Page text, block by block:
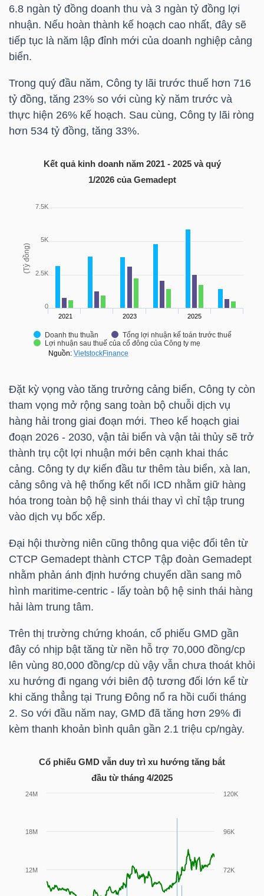
6.8 ngàn tỷ đồng doanh thu và 3 ngàn tỷ đồng lợi
nhuận. Nếu hoàn thành kế hoạch cao nhất, đây sẽ
tiếp tục là năm lập đỉnh mới của doanh nghiệp cảng
biển.
Trong quý đầu năm, Công ty lãi trước thuế hơn 716
tỷ đồng, tăng 23% so với cùng kỳ năm trước và
thực hiện 26% kế hoạch. Sau cùng, Công ty lãi ròng
hơn 534 tỷ đồng, tăng 33%.
Kết quả kinh doanh năm 2021 - 2025 và quý
1/2026 của Gemadept
Đặt kỳ vọng vào tăng trưởng cảng biển, Công ty còn
tham vọng mở rộng sang toàn bộ chuỗi dịch vụ
hàng hải trong giai đoạn mới. Theo kế hoạch giai
đoạn 2026 - 2030, vận tải biển và vận tải thủy sẽ trở
thành trụ cột lợi nhuận mới bên cạnh khai thác
cảng. Công ty dự kiến đầu tư thêm tàu biển, xà lan,
cảng sông và hệ thống kết nối ICD nhằm giữ hàng
hóa trong toàn bộ hệ sinh thái thay vì chỉ tập trung
vào dịch vụ bốc xếp.
Đại hội thường niên cũng thông qua việc đổi tên từ
CTCP Gemadept thành CTCP Tập đoàn Gemadept
nhằm phản ánh định hướng chuyển dần sang mô
hình maritime-centric - lấy toàn bộ hệ sinh thái hàng
hải làm trung tâm.
Trên thị trường chứng khoán, cổ phiếu GMD gần
đây có nhịp bật tăng từ nền hỗ trợ 70,000 đồng/cp
lên vùng 80,000 đồng/cp dù vậy vẫn chưa thoát khỏi
xu hướng đi ngang với biên độ tương đối lớn kể từ
khi căng thẳng tại Trung Đông nổ ra hồi cuối tháng
2. So với đầu năm nay, GMD đã tăng hơn 29% đi
kèm thanh khoản bình quân gần 2.1 triệu cp/ngày.
Cổ phiếu GMD vẫn duy trì xu hướng tăng bắt
đầu từ tháng 4/2025
ĐÔNG
DƯƠNG
TÀI
CHÍNH
NHÂN
VIETSTOCKFINANCE
MÔ
NGÀNH
DOANH
NGHIỆP
CỔ
PHÁI
SINH
PHIẾU
CÔNG
ĐẦU
TRUY
DỮ